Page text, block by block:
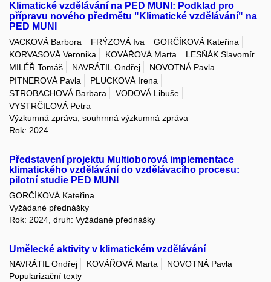
Klimatické vzdělávání na PED MUNI: Podklad pro
přípravu nového předmětu "Klimatické vzdělávání" na
PED MUNI
VACKOVÁ Barbora FRÝZOVÁ Iva
GORČÍKOVÁ Kateřina
KORVASOVÁ Veronika
KOVÁŘOVÁ Marta
LESŇÁK Slavomír
MILÉŘ Tomáš
NAVRÁTIL Ondřej
NOVOTNÁ Pavla
PITNEROVÁ Pavla
PLUCKOVÁ Irena
STROBACHOVÁ Barbara
VODOVÁ Libuše
VYSTRČILOVÁ Petra
Výzkumná zpráva, souhrnná výzkumná zpráva
Rok: 2024
Představení projektu Multioborová implementace
klimatického vzdělávání do vzdělávacího procesu:
pilotní studie PED MUNI
GORČÍKOVÁ Kateřina
Vyžádané přednášky
Rok: 2024, druh: Vyžádané přednášky
Umělecké aktivity v klimatickém vzdělávání
NAVRÁTIL Ondřej KOVÁŘOVÁ Marta
NOVOTNÁ Pavla
Popularizační texty